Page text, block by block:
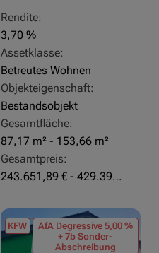
Rendite:
3,70 %
Assetklasse:
Betreutes Wohnen
Objekteigenschaft:
Bestandsobjekt
Gesamtfläche:
87,17 m² - 153,66 m²
Gesamtpreis:
243.651,89 € - 429.392,43 €
KFW
AfA Degressive 5,00 %
+ 7b Sonder-
Abschreibung